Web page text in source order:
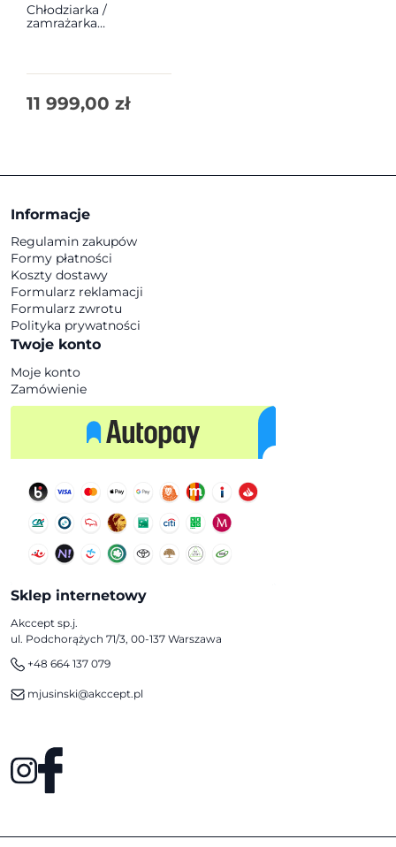
Chłodziarka /
zamrażarka
11 999,00 zł
Informacje
Regulamin zakupów
Formy płatności
Koszty dostawy
Formularz reklamacji
Formularz zwrotu
Polityka prywatności
Twoje konto
Moje konto
Zamówienie
Sklep internetowy
Akccept sp.j.
ul. Podchorążych 71/3, 00-137 Warszawa
+48 664 137 079
mjusinski@akccept.pl